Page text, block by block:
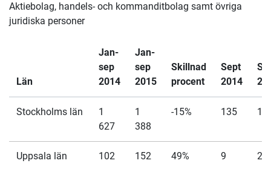
Aktiebolag, handels- och kommanditbolag samt övriga
juridiska personer
Län
Jan-
sep
2014
Jan-
sep
2015
Skillnad
procent
Sept
2014
Stockholms län
1
627
1
388
-15% 135
Uppsala län 102 152 49% 9 20